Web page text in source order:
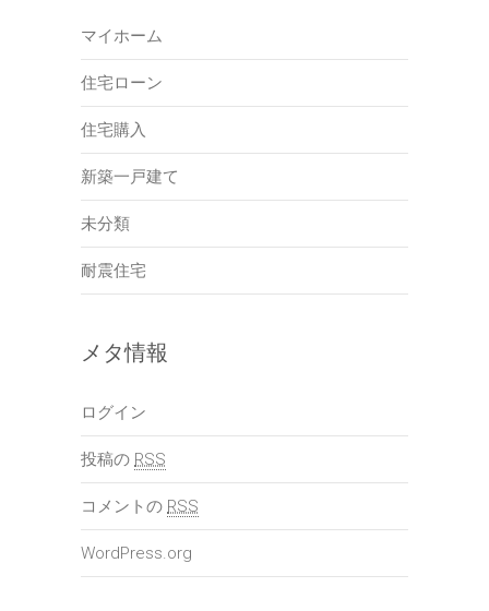
マイホーム
住宅ローン
住宅購入
新築一戸建て
未分類
耐震住宅
メタ情報
ログイン
投稿の RSS
コメントの RSS
WordPress.org